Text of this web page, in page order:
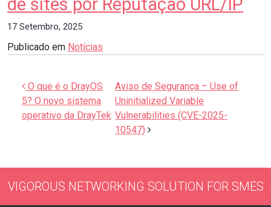
17 Setembro, 2025
Publicado em Notícias
Navegação de artigos
O que é o DrayOS
5? O novo sistema
operativo da DrayTek
Aviso de Segurança – Use of
Uninitialized Variable
Vulnerabilities (CVE-2025-
10547)
VIGOROUS NETWORKING SOLUTION FOR SMES